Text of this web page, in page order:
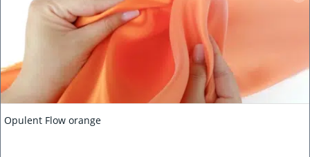
Opulent Flow orange